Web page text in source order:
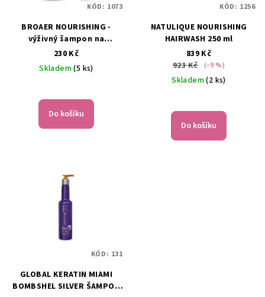
BROAER NOURISHING -
výživný šampon na
poškozené vlasy - 250ml
230 Kč
Skladem(5 ks)
Do košíku
KÓD: 1073
NATULIQUE NOURISHING
HAIRWASH 250 ml
839 Kč
923 Kč
(–9 %)
Skladem(2 ks)
Do košíku
KÓD: 1256
GLOBAL KERATIN MIAMI
BOMBSHEL SILVER ŠAMPON
KÓD: 131